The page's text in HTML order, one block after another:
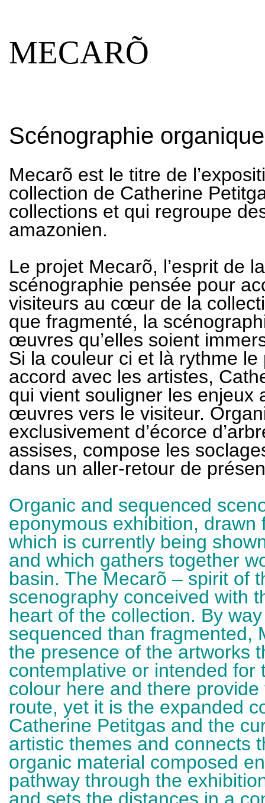
MECARÕ
Scénographie
Mecarõ est le titre de
collection de Catherine
collections et qui regroupe
amazonien.
Le projet Mecarõ, l’esprit de
scénographie pensée pour
visiteurs au cœur de la
que fragmenté, la
œuvres qu’elles soient
Si la couleur ci et là rythme
accord avec les artistes,
qui vient souligner les enjeux
œuvres vers le visiteur.
exclusivement d’écorce
assises, compose les
dans un aller-retour de
Organic and sequenced
eponymous exhibition, drawn
which is currently being
and which gathers together
basin. The Mecarõ – spirit of
scenography conceived with
heart of the collection. By
sequenced than fragmented,
the presence of the artworks
contemplative or intended
colour here and there
route, yet it is the expanded
Catherine Petitgas and the
artistic themes and connects
organic material composed
pathway through the